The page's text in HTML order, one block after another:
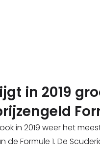
in 2019
in 2019 weer het
de Formule 1. De